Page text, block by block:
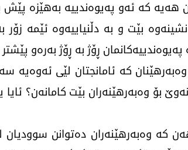
كە ئەو پەیوەندییە بەهێزه‌ پێش
بێت و بە دڵنیاییەوە ئێمە زۆر
ڕۆژ بە ڕۆژ بەرەو
كە ئامانجتان لێی ئەوەیە
بۆ وەبەرهێنەران بێت کامانه‌ن؟
كە وەبەرهێنەران دەتوانن سووديان